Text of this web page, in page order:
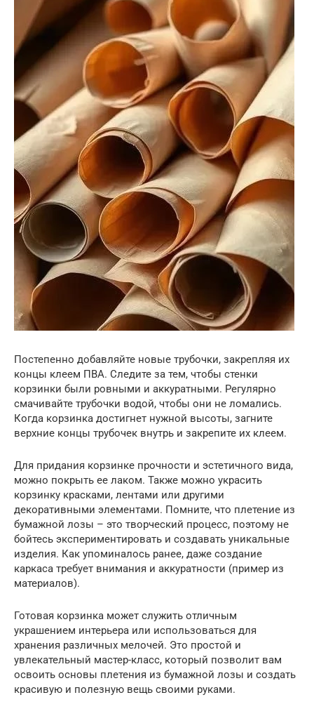
Постепенно добавляйте новые трубочки, закрепляя их
концы клеем ПВА. Следите за тем, чтобы стенки
корзинки были ровными и аккуратными. Регулярно
смачивайте трубочки водой, чтобы они не ломались.
Когда корзинка достигнет нужной высоты, загните
верхние концы трубочек внутрь и закрепите их клеем.
Для придания корзинке прочности и эстетичного вида,
можно покрыть ее лаком. Также можно украсить
корзинку красками, лентами или другими
декоративными элементами. Помните, что плетение из
бумажной лозы – это творческий процесс, поэтому не
бойтесь экспериментировать и создавать уникальные
изделия. Как упоминалось ранее, даже создание
каркаса требует внимания и аккуратности (пример из
материалов).
Готовая корзинка может служить отличным
украшением интерьера или использоваться для
хранения различных мелочей. Это простой и
увлекательный мастер-класс, который позволит вам
освоить основы плетения из бумажной лозы и создать
красивую и полезную вещь своими руками.